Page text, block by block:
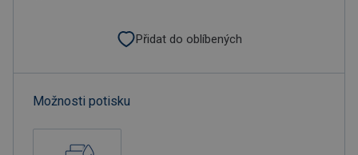
Přidat do oblíbených
Možnosti potisku